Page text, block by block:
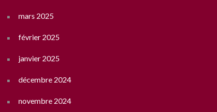
mars 2025
février 2025
janvier 2025
décembre 2024
novembre 2024